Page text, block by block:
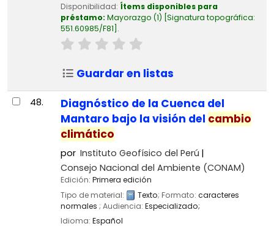
Disponibilidad: Ítems disponibles para
préstamo: Mayorazgo (1) Signatura topográfica:
551.60985/F81 .
Guardar en listas
48.
Diagnóstico de la Cuenca del
Mantaro bajo la visión del cambio
climático
por Instituto Geofísico del Perú
Consejo Nacional del Ambiente (CONAM)
Edición: Primera edición
Tipo de material:
Texto; Formato: caracteres
normales ; Audiencia: Especializado;
Idioma: Español